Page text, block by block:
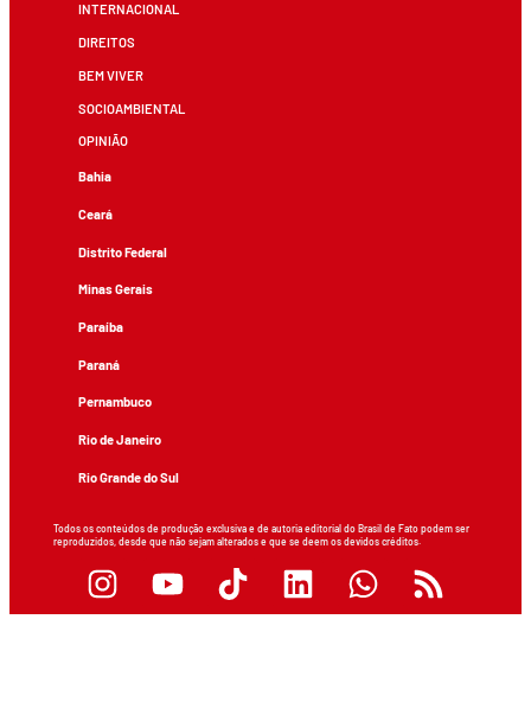
INTERNACIONAL
DIREITOS
BEM VIVER
SOCIOAMBIENTAL
OPINIÃO
Bahia
Ceará
Distrito Federal
Minas Gerais
Paraíba
Paraná
Pernambuco
Rio de Janeiro
Rio Grande do Sul
Todos os conteúdos de produção exclusiva e de autoria editorial do Brasil de Fato podem ser
reproduzidos, desde que não sejam alterados e que se deem os devidos créditos.